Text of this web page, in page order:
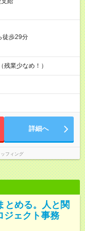
徒歩29分
業少なめ！）
詳細へ
フィング
とめる。人と関
ジェクト事務